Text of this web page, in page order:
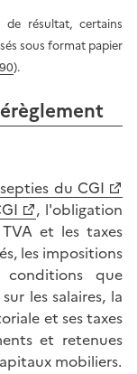
résultat, certains
sous format papier
).
du CGI
, l'obligation
et les taxes
les impositions
conditions que
les salaires, la
et ses taxes
et retenues
mobiliers.